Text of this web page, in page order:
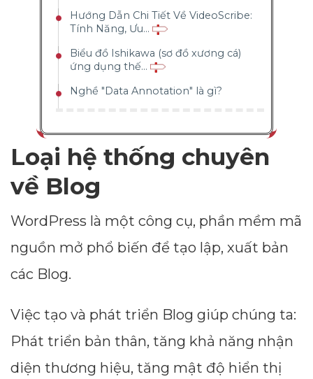
Hướng Dẫn Chi Tiết Về VideoScribe:
Tính Năng, Ưu...
Biểu đồ Ishikawa (sơ đồ xương cá)
ứng dụng thế...
Nghề "Data Annotation" là gì?
Loại hệ thống chuyên
về Blog
WordPress là một công cụ, phần mềm mã
nguồn mở phổ biến để tạo lập, xuất bản
các Blog.
Việc tạo và phát triển Blog giúp chúng ta:
Phát triển bản thân, tăng khả năng nhận
diện thương hiệu, tăng mật độ hiển thị